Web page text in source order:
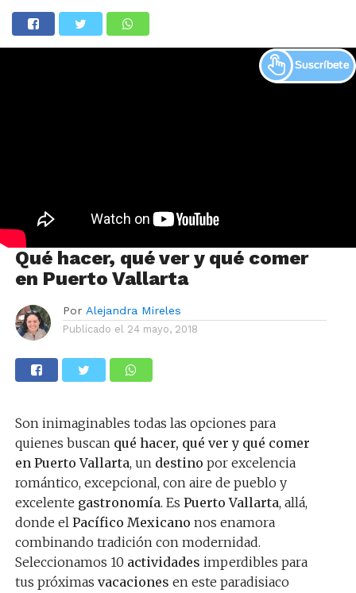
Qué hacer, qué ver y qué comer
en Puerto Vallarta
Por Alejandra Mireles
Publicado el 24 mayo, 2018
Son inimaginables todas las opciones para
quienes buscanqué hacer, qué ver y qué comer
en Puerto Vallarta, un destino por excelencia
romántico, excepcional, con aire de pueblo y
excelente gastronomía. Es Puerto Vallarta, allá,
donde el Pacífico Mexicano nos enamora
combinando tradición con modernidad.
Seleccionamos 10 actividades imperdibles para
tus próximas vacaciones en este paradisiaco